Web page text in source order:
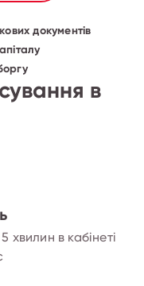
документів
в
в кабінеті